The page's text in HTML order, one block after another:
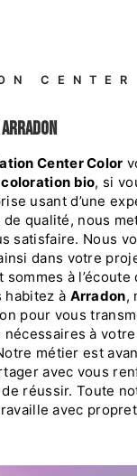
Center Color
coloration bio, si
usant d’une
de qualité, nous
satisfaire. Nous
dans votre
sommes à l’écoute
habitez à Arradon,
pour vous
à
métier est
avec vous
réussir. Toute
avec